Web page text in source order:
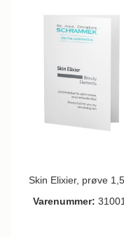
Skin Elixier, prøve
Varenummer: